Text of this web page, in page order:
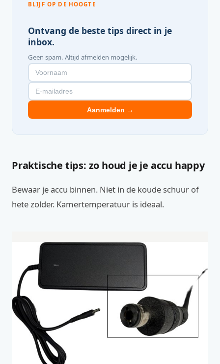
BLIJF OP DE HOOGTE
Ontvang de beste tips direct in je
inbox.
Geen spam. Altijd afmelden mogelijk.
Aanmelden →
Praktische tips: zo houd je je accu happy
Bewaar je accu binnen. Niet in de koude schuur of
hete zolder. Kamertemperatuur is ideaal.